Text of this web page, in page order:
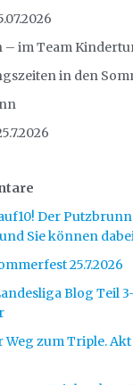
– im Team
in den
Der
Sie können
25.7.2026
Blog Teil
Weg zum Triple. Akt